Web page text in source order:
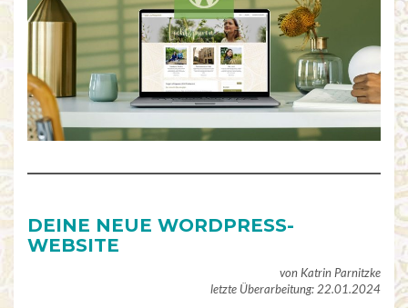
DEINE NEUE WORDPRESS-
WEBSITE
von Katrin Parnitzke
letzte Überarbeitung: 22.01.2024